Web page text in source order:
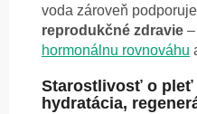
voda zároveň podporuje
reprodukčné zdravie
hormonálnu rovnováhu
Starostlivosť o pleť
hydratácia,